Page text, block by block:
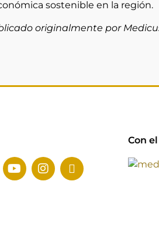
sostenible en la región.
originalmente por
Con